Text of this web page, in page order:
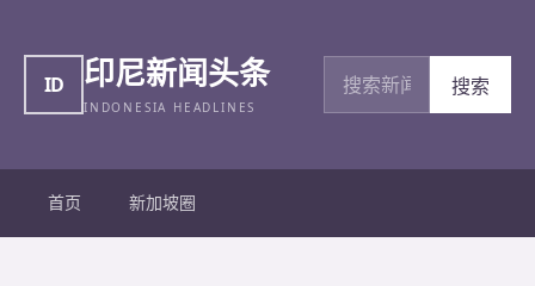
ID 印尼新闻头条
INDONESIA HEADLINES
搜索新闻
搜索
首页 新加坡圈